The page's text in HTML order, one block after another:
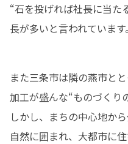
“石を投げれば社長に当た
長が多いと言われています。
また三条市は隣の燕市と
加工が盛んな“ものづくり
しかし、まちの中心地か
自然に囲まれ、大都市に